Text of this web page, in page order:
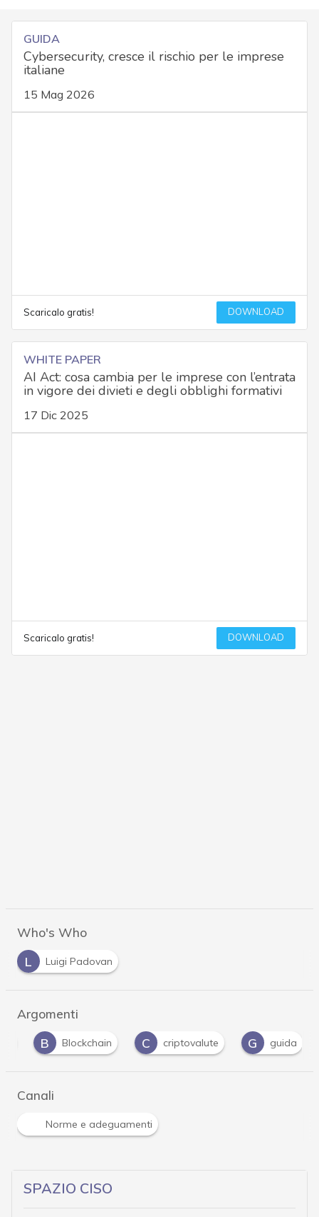
GUIDA
Cybersecurity, cresce il rischio per le imprese
italiane
15 Mag 2026
Scaricalo gratis! DOWNLOAD
WHITE PAPER
AI Act: cosa cambia per le imprese con l’entrata
in vigore dei divieti e degli obblighi formativi
17 Dic 2025
Scaricalo gratis! DOWNLOAD
Who's Who
L
Luigi Padovan
Argomenti
Blockchain criptovalute guida
Canali
Norme e adeguamenti
SPAZIO CISO